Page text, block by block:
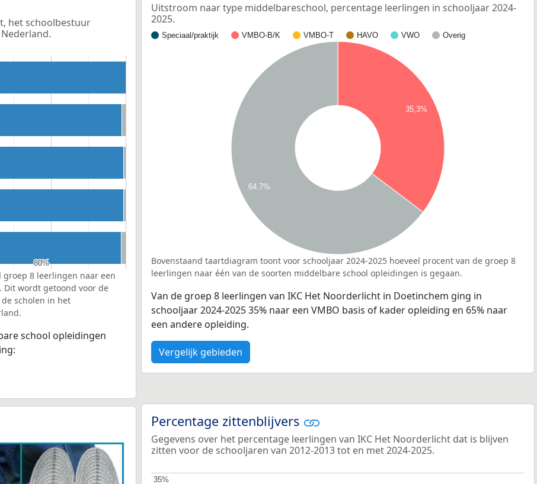
het schoolbestuur
80%
80%
groep 8 leerlingen naar een
Dit wordt getoond voor de
scholen in het
school opleidingen
Uitstroom naar type middelbareschool, percentage leerlingen in schooljaar 2024-
2025.
Speciaal/praktijk VMBO-B/K VMBO-T HAVO VWO Overig
35,3%
64,7%
Bovenstaand taartdiagram toont voor schooljaar 2024-2025 hoeveel procent van de groep 8
leerlingen naar één van de soorten middelbare school opleidingen is gegaan.
Van de groep 8 leerlingen van IKC Het Noorderlicht in Doetinchem ging in
schooljaar 2024-2025 35% naar een VMBO basis of kader opleiding en 65% naar
een andere opleiding.
Vergelijk gebieden
Percentage zittenblijvers
Gegevens over het percentage leerlingen van IKC Het Noorderlicht dat is blijven
zitten voor de schooljaren van 2012-2013 tot en met 2024-2025.
35%
35%